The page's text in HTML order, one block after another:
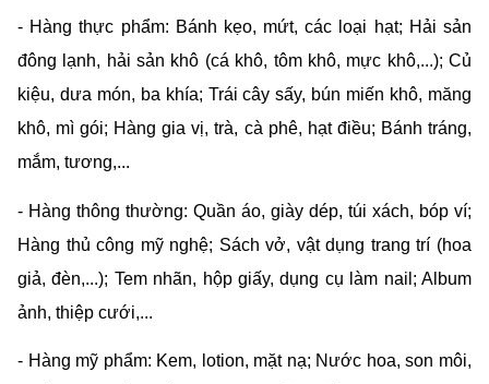
- Hàng thực phẩm: Bánh kẹo, mứt, các loại hạt; Hải sản
đông lạnh, hải sản khô (cá khô, tôm khô, mực khô,...); Củ
kiệu, dưa món, ba khía; Trái cây sấy, bún miến khô, măng
khô, mì gói; Hàng gia vị, trà, cà phê, hạt điều; Bánh tráng,
mắm, tương,...
- Hàng thông thường: Quần áo, giày dép, túi xách, bóp ví;
Hàng thủ công mỹ nghệ; Sách vở, vật dụng trang trí (hoa
giả, đèn,...); Tem nhãn, hộp giấy, dụng cụ làm nail; Album
ảnh, thiệp cưới,...
- Hàng mỹ phẩm: Kem, lotion, mặt nạ; Nước hoa, son môi,